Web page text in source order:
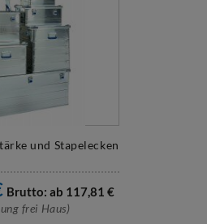
und Stapelecken
Brutto: ab 117,81 €
frei Haus)